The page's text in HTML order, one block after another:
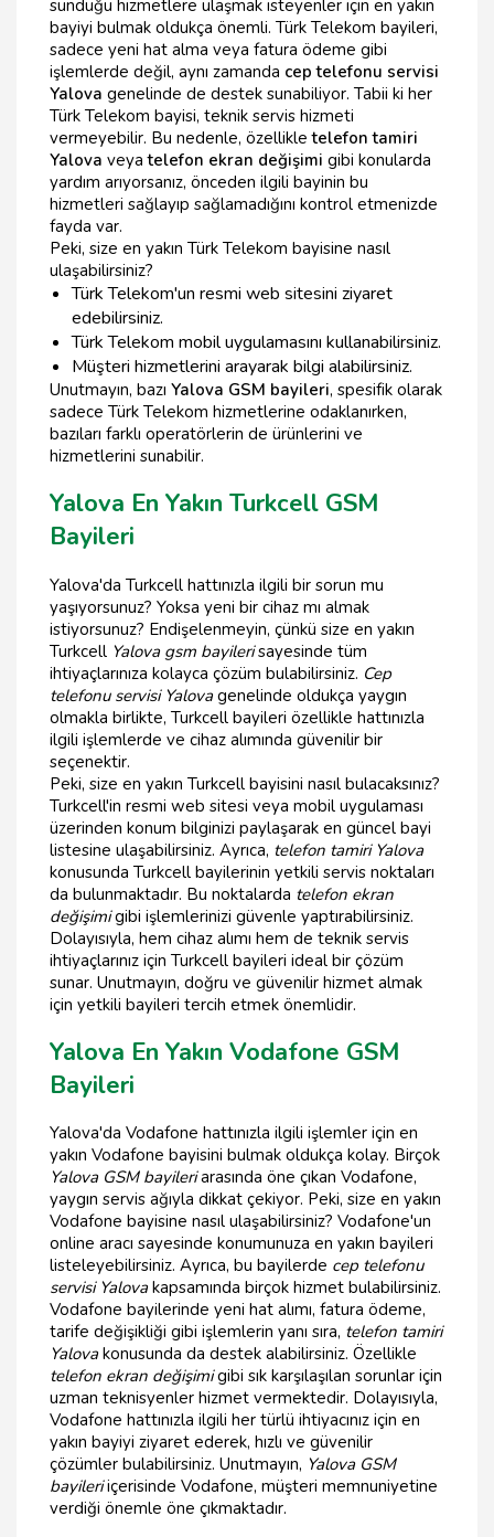
sunduğu hizmetlere ulaşmak isteyenler için en yakın
bayiyi bulmak oldukça önemli. Türk Telekom bayileri,
sadece yeni hat alma veya fatura ödeme gibi
işlemlerde değil, aynı zamanda cep telefonu servisi
Yalova genelinde de destek sunabiliyor. Tabii ki her
Türk Telekom bayisi, teknik servis hizmeti
vermeyebilir. Bu nedenle, özellikletelefon tamiri
Yalova veyatelefon ekran değişimi gibi konularda
yardım arıyorsanız, önceden ilgili bayinin bu
hizmetleri sağlayıp sağlamadığını kontrol etmenizde
fayda var.
Peki, size en yakın Türk Telekom bayisine nasıl
ulaşabilirsiniz?
Türk Telekom'un resmi web sitesini ziyaret
edebilirsiniz.
Türk Telekom mobil uygulamasını kullanabilirsiniz.
Müşteri hizmetlerini arayarak bilgi alabilirsiniz.
Unutmayın, bazı Yalova GSM bayileri, spesifik olarak
sadece Türk Telekom hizmetlerine odaklanırken,
bazıları farklı operatörlerin de ürünlerini ve
hizmetlerini sunabilir.
Yalova En Yakın Turkcell GSM
Bayileri
Yalova'da Turkcell hattınızla ilgili bir sorun mu
yaşıyorsunuz? Yoksa yeni bir cihaz mı almak
istiyorsunuz? Endişelenmeyin, çünkü size en yakın
Turkcell Yalova gsm bayilerisayesinde tüm
ihtiyaçlarınıza kolayca çözüm bulabilirsiniz. Cep
telefonu servisi Yalovagenelinde oldukça yaygın
olmakla birlikte, Turkcell bayileri özellikle hattınızla
ilgili işlemlerde ve cihaz alımında güvenilir bir
seçenektir.
Peki, size en yakın Turkcell bayisini nasıl bulacaksınız?
Turkcell'in resmi web sitesi veya mobil uygulaması
üzerinden konum bilginizi paylaşarak en güncel bayi
listesine ulaşabilirsiniz. Ayrıca, telefon tamiri Yalova
konusunda Turkcell bayilerinin yetkili servis noktaları
da bulunmaktadır. Bu noktalarda telefon ekran
değişimigibi işlemlerinizi güvenle yaptırabilirsiniz.
Dolayısıyla, hem cihaz alımı hem de teknik servis
ihtiyaçlarınız için Turkcell bayileri ideal bir çözüm
sunar. Unutmayın, doğru ve güvenilir hizmet almak
için yetkili bayileri tercih etmek önemlidir.
Yalova En Yakın Vodafone GSM
Bayileri
Yalova'da Vodafone hattınızla ilgili işlemler için en
yakın Vodafone bayisini bulmak oldukça kolay. Birçok
Yalova GSM bayileriarasında öne çıkan Vodafone,
yaygın servis ağıyla dikkat çekiyor. Peki, size en yakın
Vodafone bayisine nasıl ulaşabilirsiniz? Vodafone'un
online aracı sayesinde konumunuza en yakın bayileri
listeleyebilirsiniz. Ayrıca, bu bayilerde cep telefonu
servisi Yalovakapsamında birçok hizmet bulabilirsiniz.
Vodafone bayilerinde yeni hat alımı, fatura ödeme,
tarife değişikliği gibi işlemlerin yanı sıra, telefon tamiri
Yalovakonusunda da destek alabilirsiniz. Özellikle
telefon ekran değişimigibi sık karşılaşılan sorunlar için
uzman teknisyenler hizmet vermektedir. Dolayısıyla,
Vodafone hattınızla ilgili her türlü ihtiyacınız için en
yakın bayiyi ziyaret ederek, hızlı ve güvenilir
çözümler bulabilirsiniz. Unutmayın, Yalova GSM
bayileriiçerisinde Vodafone, müşteri memnuniyetine
verdiği önemle öne çıkmaktadır.